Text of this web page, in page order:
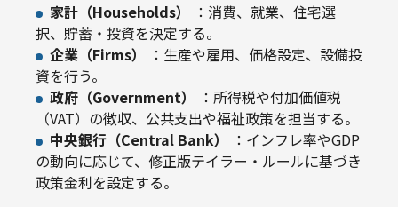
家計（Households）
：消費、就業、住宅選
択、貯蓄・投資を決定する。
企業（Firms）
：生産や雇用、価格設定、設備投
資を行う。
政府（Government）
：所得税や付加価値税
（VAT）の徴収、公共支出や福祉政策を担当する。
中央銀行（Central Bank）
：インフレ率やGDP
の動向に応じて、修正版テイラー・ルールに基づき
政策金利を設定する。